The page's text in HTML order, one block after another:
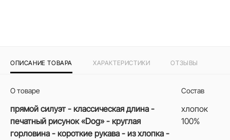
ОПИСАНИЕ ТОВАРА ХАРАКТЕРИСТИКИ ОТЗЫВЫ
О товаре
прямой силуэт - классическая длина -
печатный рисунок «Dog» - круглая
горловина - короткие рукава - из хлопка -
Состав
хлопок
100%